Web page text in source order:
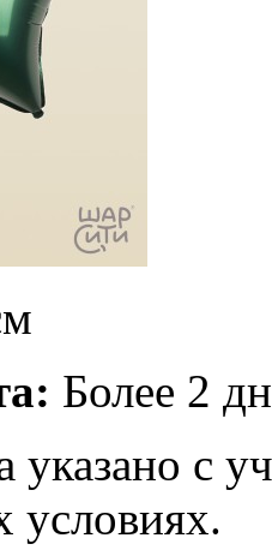
Более 2
указано с
условиях.